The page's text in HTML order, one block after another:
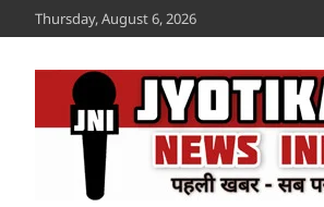
to
Thursday, August 6, 2026